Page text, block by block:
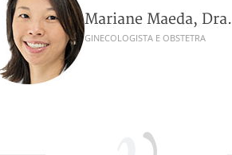
Mariane Maeda, Dra.
GINECOLOGISTA E OBSTETRA